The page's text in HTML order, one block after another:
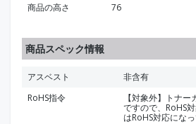
商品の高さ
76
商品スペック情報
アスベスト
非含有
RoHS指令
【対象外】トナ
ですので、RoHS
はRoHS対応になっ